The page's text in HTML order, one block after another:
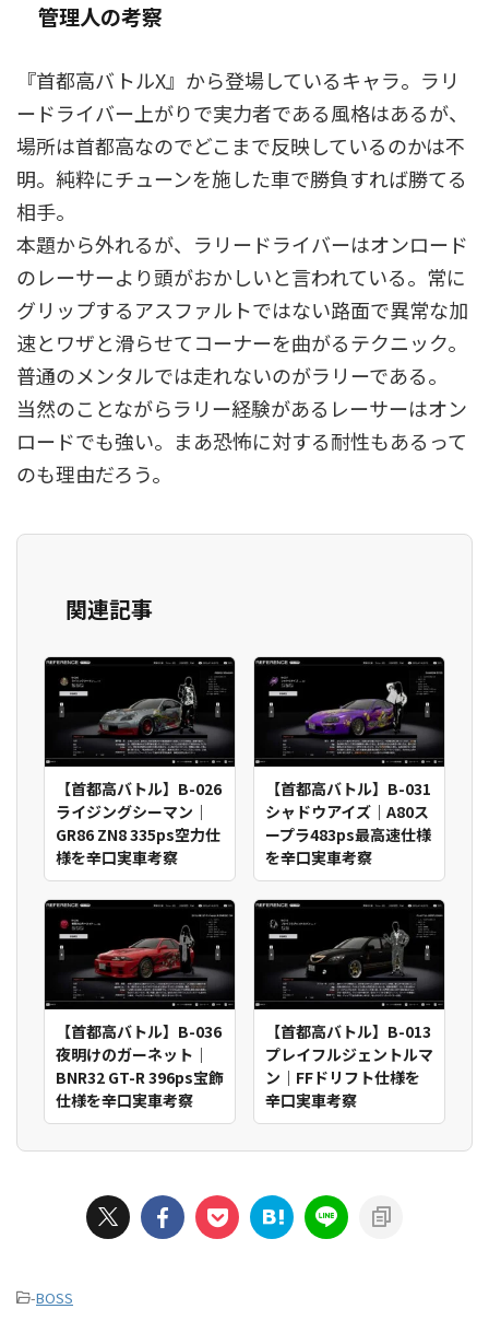
管理人の考察
『首都高バトルX』から登場しているキャラ。ラリ
ードライバー上がりで実力者である風格はあるが、
場所は首都高なのでどこまで反映しているのかは不
明。純粋にチューンを施した車で勝負すれば勝てる
相手。
本題から外れるが、ラリードライバーはオンロード
のレーサーより頭がおかしいと言われている。常に
グリップするアスファルトではない路面で異常な加
速とワザと滑らせてコーナーを曲がるテクニック。
普通のメンタルでは走れないのがラリーである。
当然のことながらラリー経験があるレーサーはオン
ロードでも強い。まあ恐怖に対する耐性もあるって
のも理由だろう。
関連記事
【首都高バトル】B-026
ライジングシーマン｜
GR86 ZN8 335ps空力仕
様を辛口実車考察
【首都高バトル】B-031
シャドウアイズ｜A80ス
ープラ483ps最高速仕様
を辛口実車考察
【首都高バトル】B-036
夜明けのガーネット｜
BNR32 GT-R 396ps宝飾
仕様を辛口実車考察
【首都高バトル】B-013
プレイフルジェントルマ
ン｜FFドリフト仕様を
辛口実車考察
-BOSS